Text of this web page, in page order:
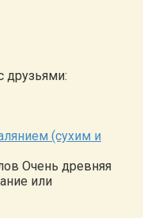
друзьями:
(сухим и
Очень древняя
или